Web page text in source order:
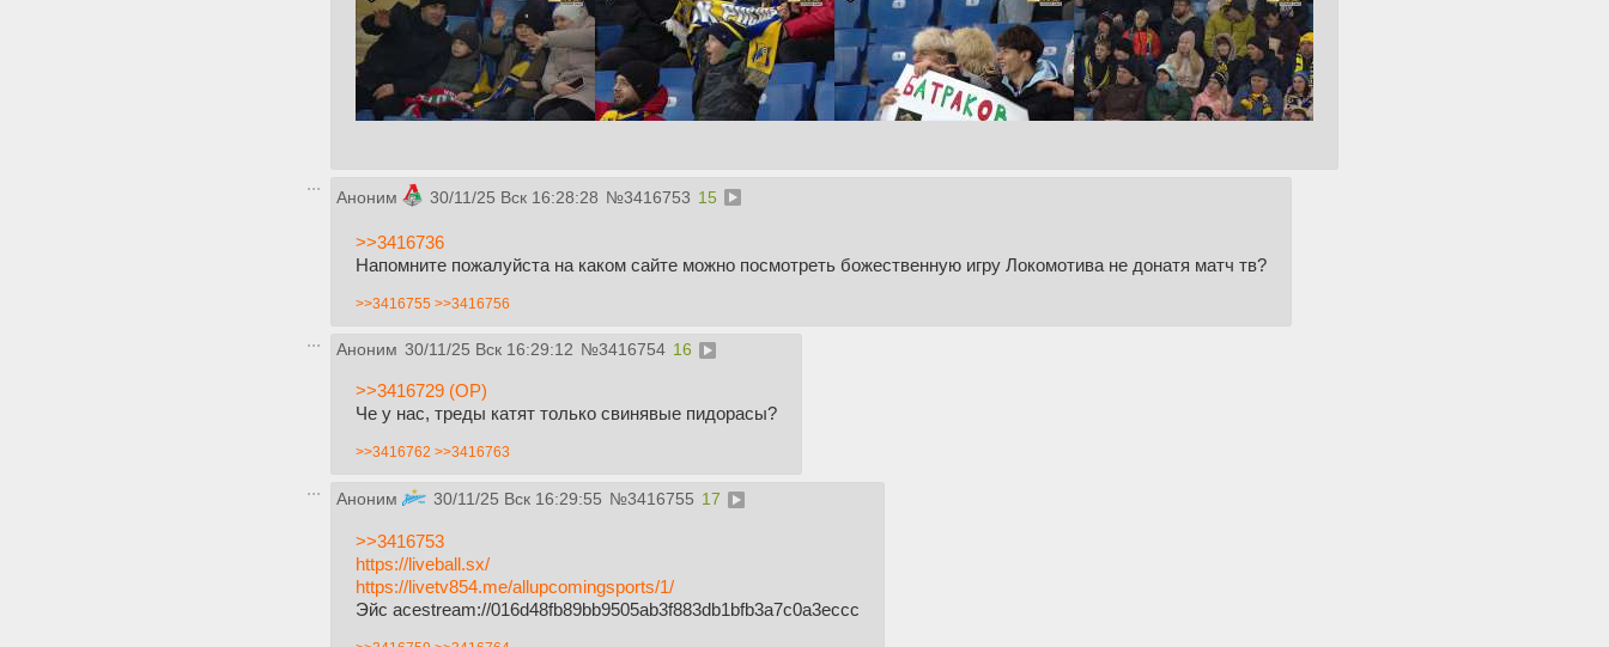
Аноним 30/11/25 Вск 16:28:28 №3416753 15
>>3416736
Напомните пожалуйста на каком сайте можно посмотреть божественную игру Локомотива не донатя матч тв?
>>3416755 >>3416756
Аноним 30/11/25 Вск 16:29:12 №3416754 16
>>3416729 (OP)
Че у нас, треды катят только свинявые пидорасы?
>>3416762 >>3416763
Аноним 30/11/25 Вск 16:29:55 №3416755 17
>>3416753
https://liveball.sx/
https://livetv854.me/allupcomingsports/1/
Эйс acestream://016d48fb89bb9505ab3f883db1bfb3a7c0a3eccc